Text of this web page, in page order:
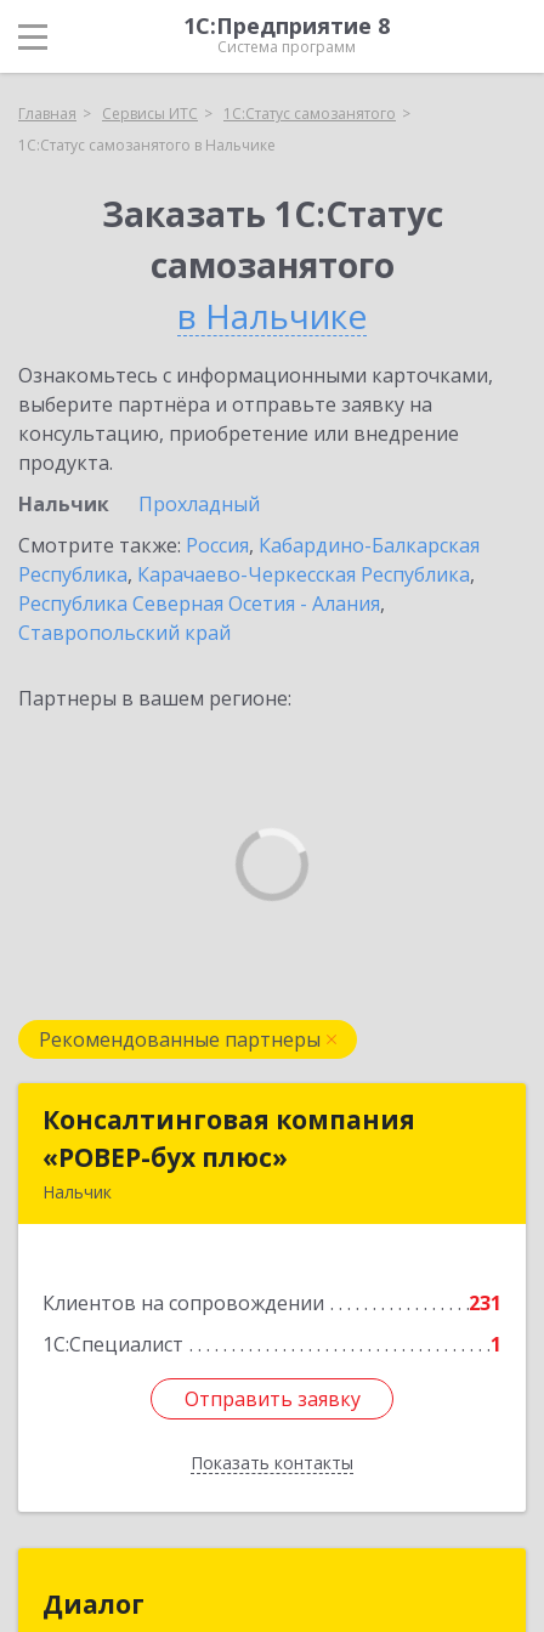
1С:Предприятие 8
Система программ
Главная Сервисы ИТС
1С:Статус самозанятого
1С:Статус самозанятого в Нальчике
Заказать 1С:Статус
самозанятого
в Нальчике
Ознакомьтесь с информационными карточками,
выберите партнёра и отправьте заявку на
консультацию, приобретение или внедрение
продукта.
Нальчик
Прохладный
Смотрите также: Россия, Кабардино-Балкарская
Республика, Карачаево-Черкесская Республика,
Республика Северная Осетия - Алания,
Ставропольский край
Партнеры в вашем регионе:
Рекомендованные партнеры
Консалтинговая компания
«РОВЕР-бух плюс»
Нальчик
Клиентов на сопровождении
231
1С:Специалист
1
Отправить заявку
Показать контакты
Консалтинговая компания
«РОВЕР-бух плюс»
Подробнее
Отправить заявку
Назад
Диалог